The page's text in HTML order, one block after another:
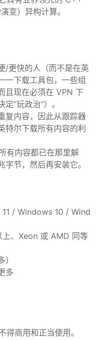
变）异构计算。
/更快的人（而不是在英
一下载工具包，一些组
且现在必须在 VPN 下
“玩政治”）。
复内容，因此从跟踪器
特尔下载所有内容的利
有内容都已在那里解
节，然后再安装它。
/ Windows 10 / Wind
、Xeon 或 AMD 同等
多
得商用和正当使用。